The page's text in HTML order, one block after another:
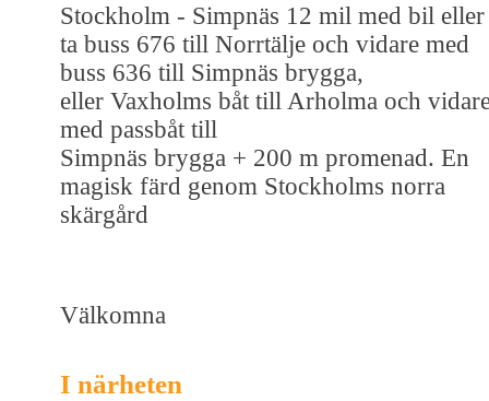
Stockholm - Simpnäs 12 mil med bil eller
ta buss 676 till Norrtälje och vidare med
buss 636 till Simpnäs brygga,
eller Vaxholms båt till Arholma och
med passbåt till
Simpnäs brygga + 200 m promenad. En
magisk färd genom Stockholms norra
skärgård
Välkomna
I närheten